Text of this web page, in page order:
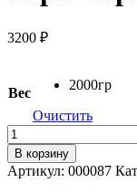
3200 ₽
Вес
2000гр
Очистить
Количество
товара
Торт
"Оригинальный"
В корзину
Артикул: 000087